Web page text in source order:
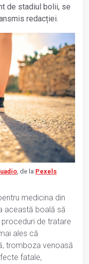
de stadiul bolii, se
redacției.
, de la Pexels
medicina din
această boală să
de tratare
ales că
tromboza venoasă
fatale,